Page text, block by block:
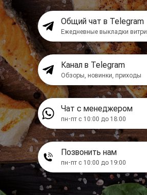
Общий чат в Telegram
Ежедневные выкладки
Канал в Telegram
Обзоры, новинки, приходы
Чат с менеджером
пн-пт с 10:00 до 18:00
Позвонить нам
пн-пт с 10:00 до 19:00